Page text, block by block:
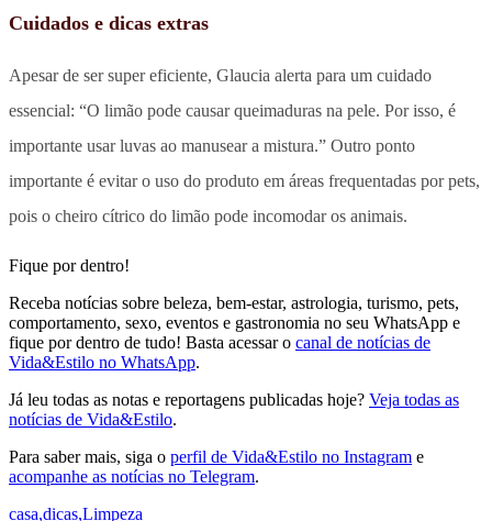
Cuidados e dicas extras
Apesar de ser super eficiente, Glaucia alerta para um cuidado
essencial: “O limão pode causar queimaduras na pele. Por isso, é
importante usar luvas ao manusear a mistura.” Outro ponto
importante é evitar o uso do produto em áreas frequentadas por pets,
pois o cheiro cítrico do limão pode incomodar os animais.
Fique por dentro!
Receba notícias sobre beleza, bem-estar, astrologia, turismo, pets,
comportamento, sexo, eventos e gastronomia no seu WhatsApp e
fique por dentro de tudo! Basta acessar o canal de notícias de
Vida&Estilo no WhatsApp.
Já leu todas as notas e reportagens publicadas hoje? Veja todas as
notícias de Vida&Estilo.
Para saber mais, siga o perfil de Vida&Estilo no Instagram e
acompanhe as notícias no Telegram.
casa,dicas,Limpeza